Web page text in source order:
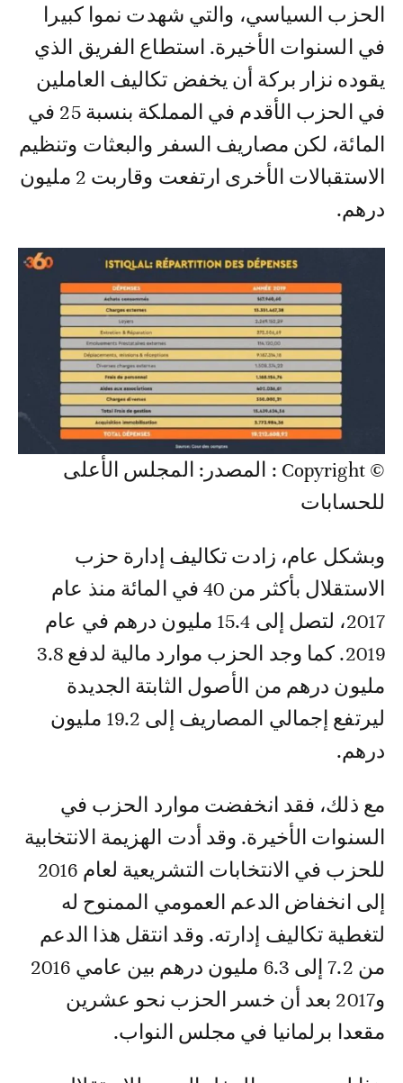
الحزب السياسي، والتي شهدت نموا كبيرا
في السنوات الأخيرة. استطاع الفريق الذي
يقوده نزار بركة أن يخفض تكاليف العاملين
في الحزب الأقدم في المملكة بنسبة 25 في
المائة، لكن مصاريف السفر والبعثات وتنظيم
الاستقبالات الأخرى ارتفعت وقاربت 2 مليون
درهم.
© Copyright : المصدر: المجلس الأعلى
للحسابات
وبشكل عام، زادت تكاليف إدارة حزب
الاستقلال بأكثر من 40 في المائة منذ عام
2017، لتصل إلى 15.4 مليون درهم في عام
2019. كما وجد الحزب موارد مالية لدفع 3.8
مليون درهم من الأصول الثابتة الجديدة
ليرتفع إجمالي المصاريف إلى 19.2 مليون
درهم.
مع ذلك، فقد انخفضت موارد الحزب في
السنوات الأخيرة. وقد أدت الهزيمة الانتخابية
للحزب في الانتخابات التشريعية لعام 2016
إلى انخفاض الدعم العمومي الممنوح له
لتغطية تكاليف إدارته. وقد انتقل هذا الدعم
من 7.2 إلى 6.3 مليون درهم بين عامي 2016
و2017 بعد أن خسر الحزب نحو عشرين
مقعدا برلمانيا في مجلس النواب.